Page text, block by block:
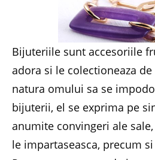
Bijuteriile sunt accesoriile
adora si le colectioneaza
natura omului sa se
bijuterii, el se exprima pe
anumite convingeri ale
le impartaseasca, precum